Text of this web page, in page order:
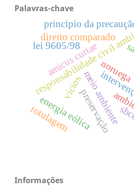
Palavras-chave
noruega
responsabilidade civil
meio ambiente
princípio da
preservação
direito comparado
amicus curiae
energia eólica
lei 9605/98
vícios
rotulagem
Informações